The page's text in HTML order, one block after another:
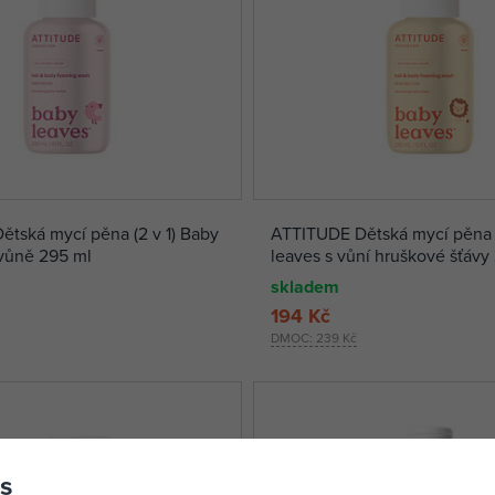
mycí pěna (2 v 1) Baby
295 ml
ATTITUDE Dětská mycí pěna (2 v 1) Baby
leaves s vůní hruškové šťávy
skladem
DMOC: 239 Kč
194 Kč